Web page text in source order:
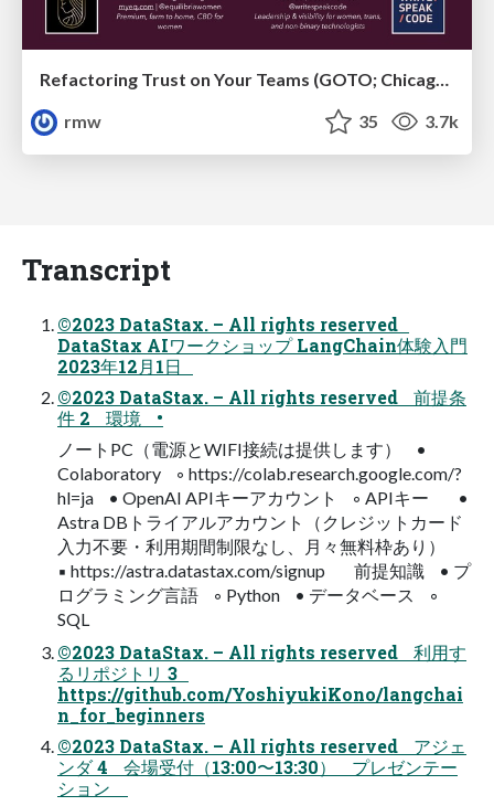
rmw
35 3.7k
Transcript
©2023 DataStax. – All rights reserved
DataStax AIワークショップ LangChain体験入門
2023年12月1日
©2023 DataStax. – All rights reserved 前提条
件 2 環境 •
ノートPC（電源とWIFI接続は提供します） •
Colaboratory ◦ https://colab.research.google.com/?
hl=ja • OpenAI APIキーアカウント ◦ APIキー •
Astra DBトライアルアカウント（クレジットカード
入力不要・利用期間制限なし、月々無料枠あり）
▪ https://astra.datastax.com/signup 前提知識 • プ
ログラミング言語 ◦ Python • データベース ◦
SQL
©2023 DataStax. – All rights reserved 利用す
るリポジトリ 3
https://github.com/YoshiyukiKono/langchai
n_for_beginners
©2023 DataStax. – All rights reserved アジェ
ンダ 4 会場受付（13:00〜13:30） プレゼンテー
ション